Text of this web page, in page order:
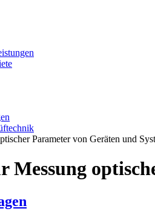
Parameter von Geräten und
Messung